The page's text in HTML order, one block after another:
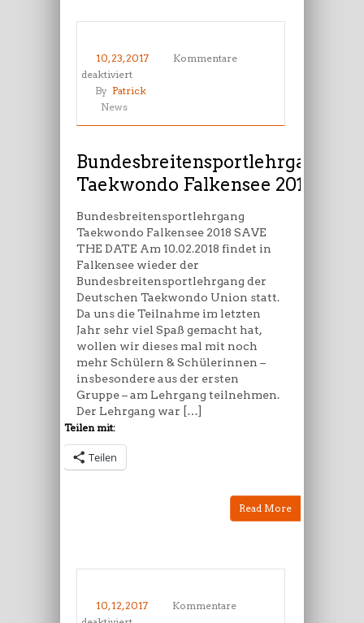
10, 23, 2017
Kommentare
deaktiviertfür
Bundesbreitensportlehrgang
Falkensee
By Patrick
News
Bundesbreitensportlehrgang
Taekwondo Falkensee 2018
Bundesbreitensportlehrgang
Taekwondo Falkensee 2018 SAVE
THE DATE Am 10.02.2018 findet in
Falkensee wieder der
Bundesbreitensportlehrgang der
Deutschen Taekwondo Union statt.
Da uns die Teilnahme im letzten
Jahr sehr viel Spaß gemacht hat,
wollen wir dieses mal mit noch
mehr Schülern & Schülerinnen –
insbesondere aus der ersten
Gruppe – am Lehrgang teilnehmen.
Der Lehrgang war […]
Teilen mit:
Teilen
Read More
10, 12, 2017
Kommentare